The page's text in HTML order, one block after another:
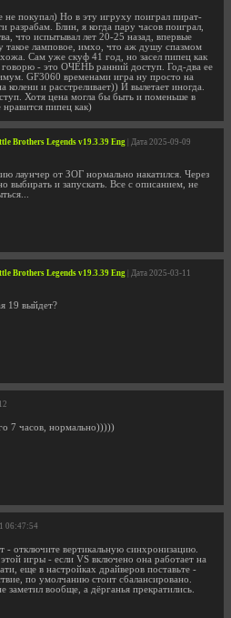
не покупал) Но в эту игруху поиграл пират-
разрабам. Блин, я когда пару часов поиграл,
что испытывал лет 20-25 назад, впервые
такое ламповое, имхо, что аж душу спазмом
Сам уже скуф 41 год, но засел пипец как
говорю - это ОЧЕНЬ ранний доступ. Год-два ее
GF3060 временами игра ну просто на
колени и расстреливает)) И вылетает иногда.
Хотя цена могла бы быть и поменьше в
пипец как)
Brothers Legends v19.3.39 Eng | Дата 2025-09-09
лаунчер от ЗОГ нормально накатился. Через
выбирать и запускать. Все с описанием, не
Brothers Legends v19.3.39 Eng | Дата 2025-03-11
19 выйдет?
7 часов, нормально)))))
06:47:54
- отключите вертикальную синхронизацию.
игры - если VS включено она работает на
еще в настройках драйверов поставьте -
по умолчанию стоит сбалансировано.
заметил вообще, а дёрганья прекратились.